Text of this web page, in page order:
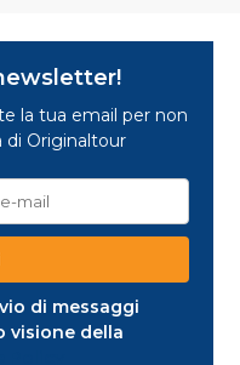
la tua email per non
Originaltour
di messaggi
visione della